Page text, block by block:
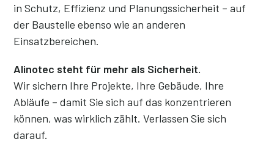
in Schutz, Effizienz und Planungssicherheit – auf
der Baustelle ebenso wie an anderen
Einsatzbereichen.
Alinotec steht für mehr als Sicherheit.
Wir sichern Ihre Projekte, Ihre Gebäude, Ihre
Abläufe – damit Sie sich auf das konzentrieren
können, was wirklich zählt. Verlassen Sie sich
darauf.